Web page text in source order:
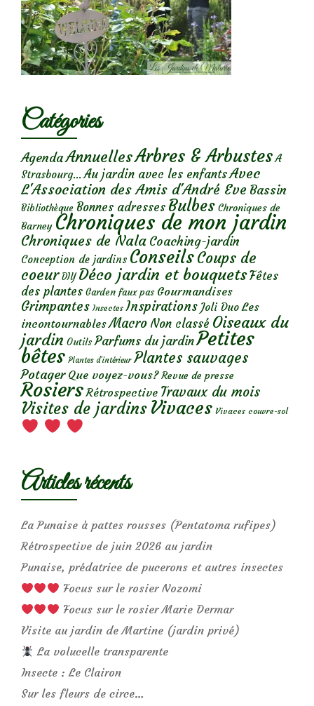
Catégories
AgendaAnnuellesArbres & Arbustes A
Strasbourg... Au jardin avec les enfantsAvec
L'Association des Amis d'André Eve Bassin
Bibliothèque Bonnes adresses Bulbes Chroniques de
Barney Chroniques de mon jardin
Chroniques de Nala Coaching-jardin
Conception de jardins ConseilsCoups de
coeur DIY Déco jardin et bouquetsFêtes
des plantes Garden faux pas Gourmandises
Grimpantes Insectes Inspirations Joli Duo Les
incontournables Macro Non classé Oiseaux du
jardin Outils Parfums du jardinPetites
bêtes Plantes d’intérieur Plantes sauvages
Potager Que voyez-vous? Revue de presse
Rosiers Rétrospective Travaux du mois
Visites de jardins Vivaces Vivaces couvre-sol
Articles récents
La Punaise à pattes rousses (Pentatoma rufipes)
Rétrospective de juin 2026 au jardin
Punaise, prédatrice de pucerons et autres insectes
Focus sur le rosier Nozomi
Focus sur le rosier Marie Dermar
Visite au jardin de Martine (jardin privé)
La volucelle transparente
Insecte : Le Clairon
Sur les fleurs de circe…